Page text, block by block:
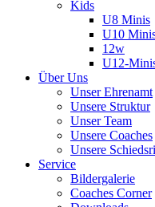
Kids
U8 Minis
U10
12w
U12-
Über Uns
Unser Ehrenamt
Unsere Struktur
Unser Team
Unsere Coaches
Unsere
Service
Bildergalerie
Coaches Corner